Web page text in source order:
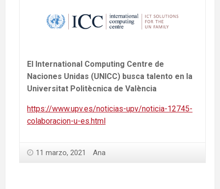
El International Computing Centre de
Naciones Unidas (UNICC) busca talento en la
Universitat Politècnica de València
https://www.upv.es/noticias-upv/noticia-12745-
colaboracion-u-es.html
11 marzo, 2021 Ana